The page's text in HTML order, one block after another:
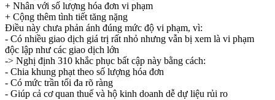
+ Nhân với số lượng hóa đơn vi phạm
+ Cộng thêm tình tiết tăng nặng
Điều này chưa phản ánh đúng mức độ vi phạm, vì:
- Có nhiều giao dịch giá trị rất nhỏ nhưng vẫn bị xem là vi phạm
độc lập như các giao dịch lớn
-> Nghị định 310 khắc phục bất cập này bằng cách:
- Chia khung phạt theo số lượng hóa đơn
- Có mức trần tối đa rõ ràng
- Giúp cả cơ quan thuế và hộ kinh doanh dễ dự liệu rủi ro